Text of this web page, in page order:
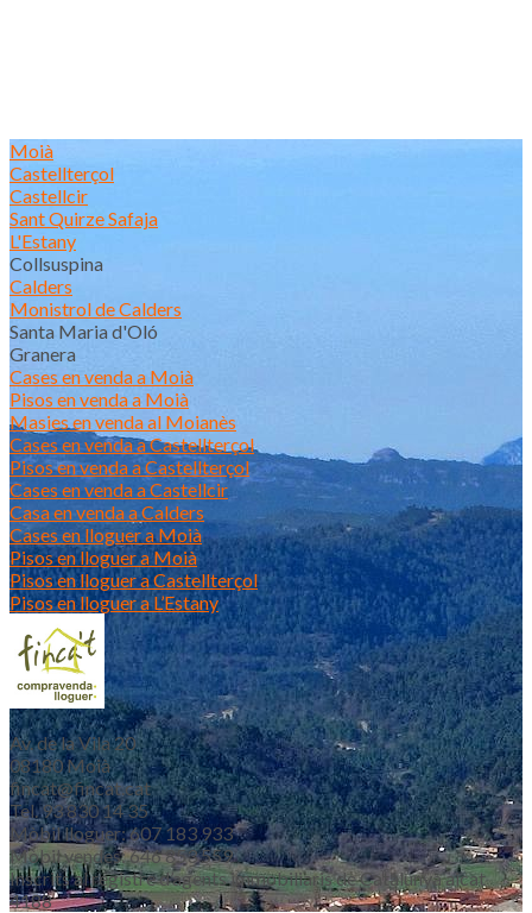
Moià
Castellterçol
Castellcir
Sant Quirze Safaja
L'Estany
Collsuspina
Calders
Monistrol de Calders
Santa Maria d'Oló
Granera
Cases en venda a Moià
Pisos en venda a Moià
Masies en venda al Moianès
Cases en venda a Castellterçol
Pisos en venda a Castellterçol
Cases en venda a Castellcir
Casa en venda a Calders
Cases en lloguer a Moià
Pisos en lloguer a Moià
Pisos en lloguer a Castellterçol
Pisos en lloguer a L’Estany
Av. de la Vila 20
08180 Moià
fincat@fincat.cat
Tel. 93 830 14 35
Mòbil lloguer: 607 183 933
Mòbil vendes: 646 853 559
Inscrits al registre d’agents immobiliaris de Catalunya aicat
4188